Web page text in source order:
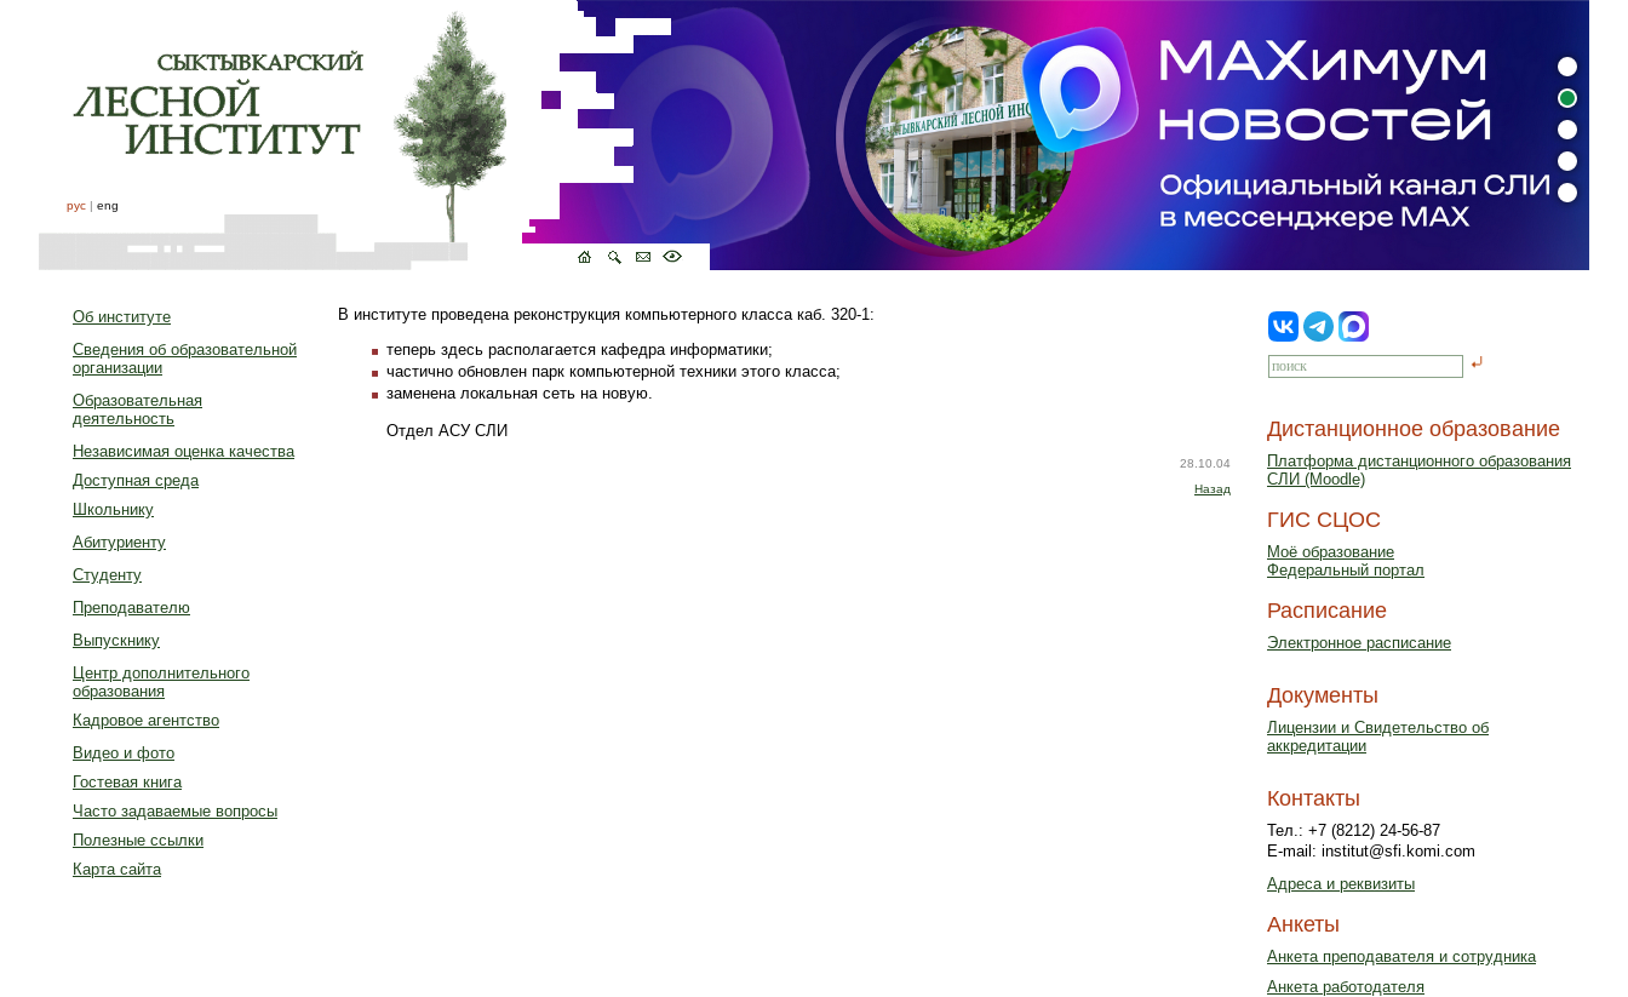
рус | eng
Об институте
Сведения об образовательной
организации
Образовательная
деятельность
Независимая оценка качества
Доступная среда
Школьнику
Абитуриенту
Студенту
Преподавателю
Выпускнику
Центр дополнительного
образования
Кадровое агентство
Видео и фото
Гостевая книга
Часто задаваемые вопросы
Полезные ссылки
Карта сайта
В институте проведена реконструкция компьютерного класса каб. 320-1:
теперь здесь располагается кафедра информатики;
частично обновлен парк компьютерной техники этого класса;
заменена локальная сеть на новую.
Отдел АСУ СЛИ
28.10.04
Назад
Дистанционное образование
Платформа дистанционного образования
СЛИ (Moodle)
ГИС СЦОС
Моё образование
Федеральный портал
Расписание
Электронное расписание
Документы
Лицензии и Свидетельство об
аккредитации
Контакты
Тел.: +7 (8212) 24-56-87
E-mail: institut@sfi.komi.com
Адреса и реквизиты
Анкеты
Анкета преподавателя и сотрудника
Анкета работодателя